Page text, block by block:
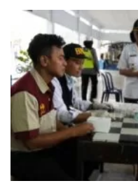
Pengemudi angkutan